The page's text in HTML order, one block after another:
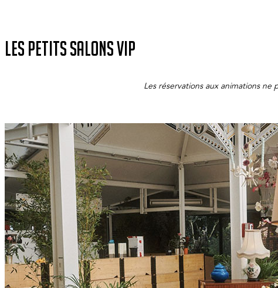
LES PETITS SALONS VIP
Les réservations aux animations ne